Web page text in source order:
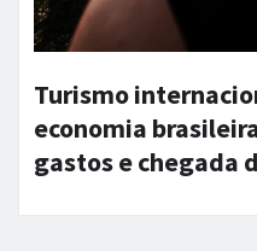
Turismo
economia
gastos e chegada